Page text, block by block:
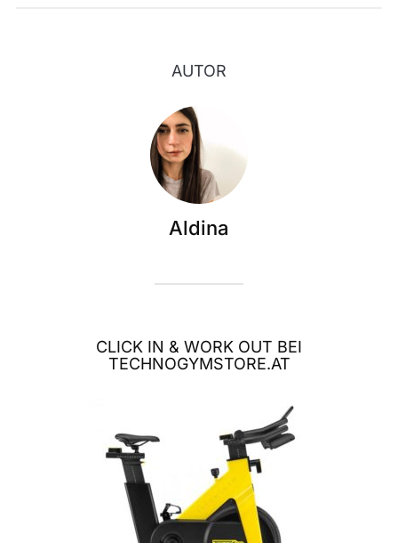
AUTOR
Aldina
CLICK IN & WORK OUT BEI
TECHNOGYMSTORE.AT